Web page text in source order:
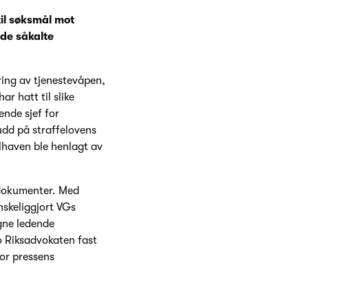
søksmål mot
såkalte
av tjenestevåpen,
hatt til slike
sjef for
på straffelovens
ble henlagt av
Med
VGs
ledende
Riksadvokaten fast
pressens